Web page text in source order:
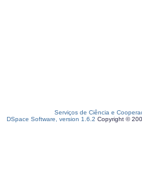
Serviços de Ciência e
DSpace Software, version 1.6.2 Copyright ©